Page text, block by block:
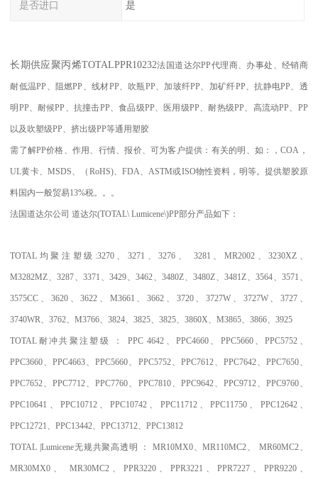
是否进口 是
长期供应聚丙烯TOTALPPR10232法国道达尔PP代理商、办事处、经销商
耐低温PP 、阻燃PP 、线材PP、吹瓶PP、加玻纤PP、加矿纤PP、抗静电PP、透
明 PP、耐候PP 、抗撞击PP、食品级PP、医用级PP、耐热级PP、高流动PP、 PP
以及吹塑级PP、挤出级PP等通用塑胶
需了解PP价格、作用、行情、报价、可为客户提供：有关的明、如：，COA ，
UL黄卡、 MSDS、 （ RoHS)、 FDA、ASTM或ISO物性资料，明等。提供塑胶原
料国内一般贸易13%税。。。
法国道达尔公司 道达尔(TOTAL\ Lumicene\)PP部分产品如下：
TOTAL 均聚注塑级 :3270、 3271 、3276 、 3281 、 MR2002、3230XZ 、
M3282MZ、3287、3371 、3429、3462、3480Z、3480Z、3481Z、3564、3571 、
3575CC 、 3620、3622 、 M3661 、3662 、 3720、3727W 、 3727W、 3727、
3740WR、3762、M3766、3824、3825、3825、3860X、M3865、3866、3925
TOTAL 耐冲共聚注塑级 ：PPC 4642 、PPC4660 、 PPC5660、PPC5752 、
PPC3660、PPC4663、PPC5660、 PPC5752、 PPC7612、 PPC7642、 PPC7650、
PPC7652、PPC7712、PPC7760、 PPC7810、 PPC9642、 PPC9712、 PPC9760、
PPC10641 、 PPC10712、PPC10742 、 PPC11712、PPC11750 、 PPC12642、
PPC12721、PPC13442、PPC13712、PPC13812
TOTAL |Lumicene无规共聚高透明 ： MR10MX0、MR110MC2、 MR60MC2、
MR30MX0 、MR30MC2 、PPR3220 、 PPR3221 、 PPR7227、 PPR9220、